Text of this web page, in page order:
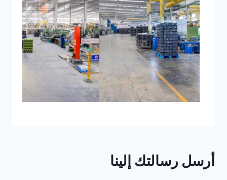
أرسل رسالتك إلينا